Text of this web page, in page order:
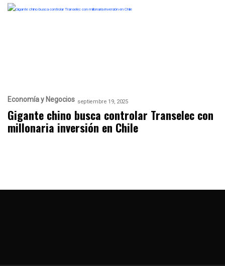
Economía y Negocios septiembre 19, 2025
Gigante chino busca controlar Transelec con
millonaria inversión en Chile